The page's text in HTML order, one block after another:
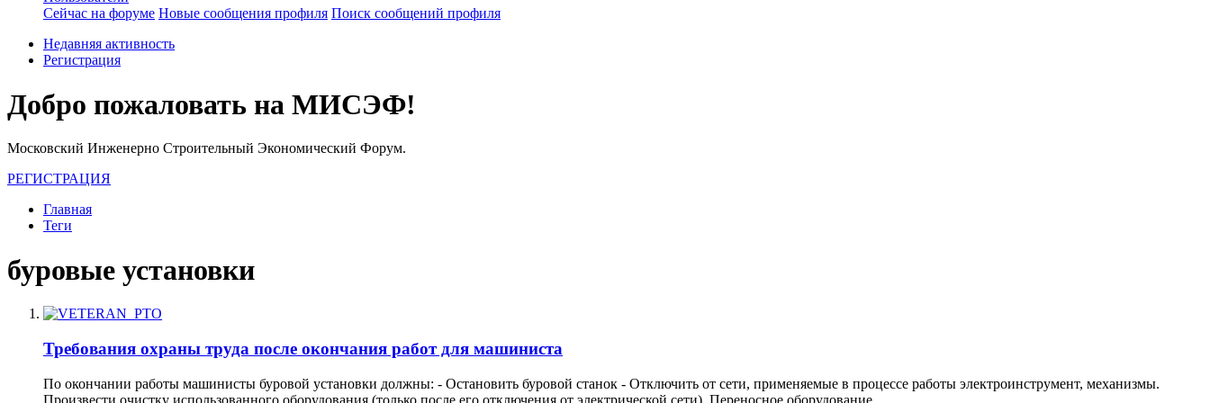
Сейчас на форуме Новые сообщения профиля Поиск сообщений профиля
Недавняя активность
Регистрация
Добро пожаловать на МИСЭФ!
Московский Инженерно Строительный Экономический Форум.
РЕГИСТРАЦИЯ
Главная
Теги
буровые установки
Требования охраны труда после окончания работ для машиниста
По окончании работы машинисты буровой установки должны: - Остановить буровой станок - Отключить от сети, применяемые в процессе работы электроинструмент, механизмы.
Произвести очистку использованного оборудования (только после его отключения от электрической сети). Переносное оборудование...